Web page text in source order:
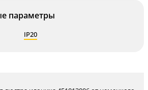
параметры
IP20